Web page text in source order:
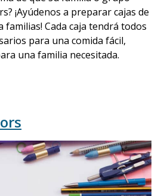
¡Ayúdenos a preparar cajas de
familias! Cada caja tendrá todos
para una comida fácil,
una familia necesitada.